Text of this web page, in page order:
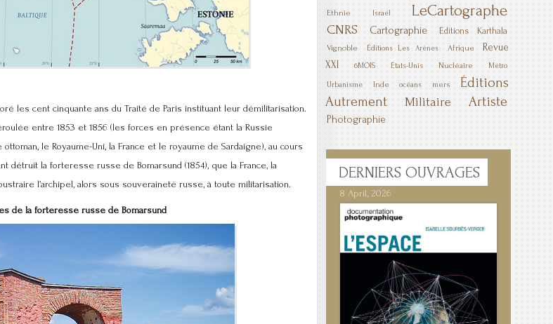
les cent cinquante ans du Traité de Paris instituant leur démilitarisation.
entre 1853 et 1856 (les forces en présence étant la Russie
le Royaume-Uni, la France et le royaume de Sardaigne), au cours
détruit la forteresse russe de Bomarsund (1854), que la France, la
l’archipel, alors sous souveraineté russe, à toute militarisation.
de la forteresse russe de Bomarsund
Ethnie Israël LeCartographe
CNRS Cartographie Éditions Karthala
Vignoble Éditions Les Arènes Afrique
Revue
XXI
6MOIS États-Unis Nucléaire Métro
Urbanisme Inde océans mers
Éditions
Autrement
Militaire Artiste
Photographie
DERNIERS OUVRAGES
8 April, 2026